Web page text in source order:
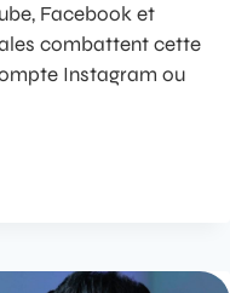
Facebook et
combattent cette
Instagram ou